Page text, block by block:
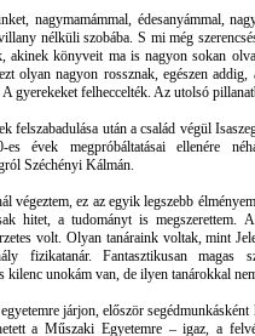
nagymamámmal, édesanyámmal,
nélküli szobába. S mi még
akinek könyveit ma is nagyon sokan
olyan nagyon rossznak, egészen
gyerekeket felheccelték. Az utolsó
felszabadulása után a család végül
évek megpróbáltatásai ellenére
Széchényi Kálmán.
végeztem, ez az egyik legszebb
hitet, a tudományt is megszerettem.
volt. Olyan tanáraink voltak, mint
fizikatanár. Fantasztikusan magas
kilenc unokám van, de ilyen tanárokkal
járjon, először
a Műszaki Egyetemre – igaz, a